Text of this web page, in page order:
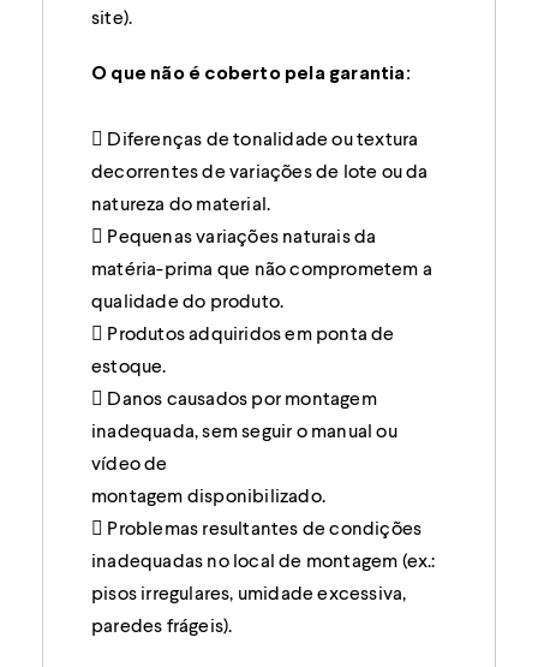
site).
O que não é coberto pela garantia:
 Diferenças de tonalidade ou textura
decorrentes de variações de lote ou da
natureza do material.
 Pequenas variações naturais da
matéria-prima que não comprometem a
qualidade do produto.
 Produtos adquiridos em ponta de
estoque.
 Danos causados por montagem
inadequada, sem seguir o manual ou
vídeo de
montagem disponibilizado.
 Problemas resultantes de condições
inadequadas no local de montagem (ex.:
pisos irregulares, umidade excessiva,
paredes frágeis).